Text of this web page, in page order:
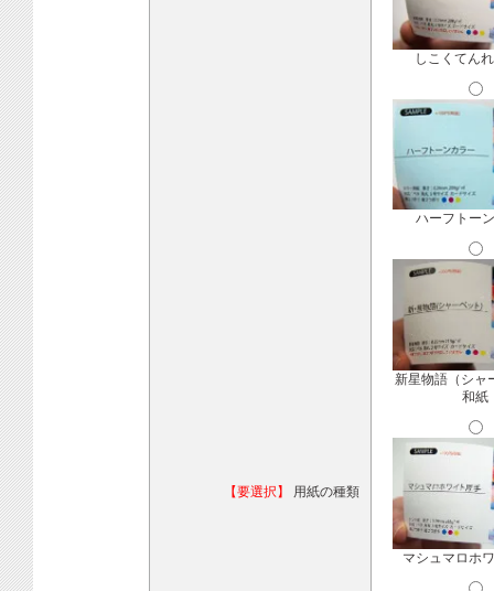
【要選択】 用紙の種類
しこくてん
ハーフトー
新星物語（シャ
和紙
マシュマロホ